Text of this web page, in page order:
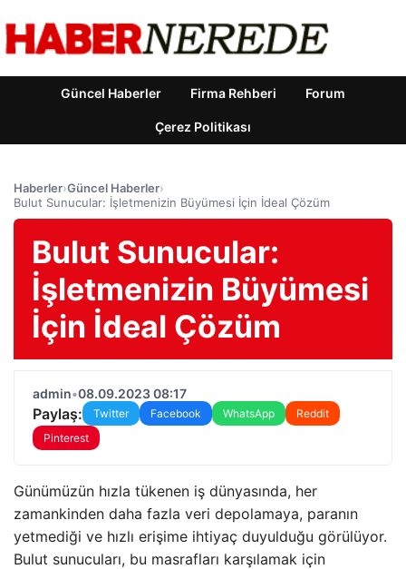
Güncel Haberler Firma Rehberi Forum
Çerez Politikası
Haberler›Güncel Haberler›
Bulut Sunucular: İşletmenizin Büyümesi İçin İdeal Çözüm
Bulut Sunucular:
İşletmenizin Büyümesi
İçin İdeal Çözüm
admin•08.09.2023 08:17
Paylaş: Twitter Facebook WhatsApp
Reddit
Pinterest
Günümüzün hızla tükenen iş dünyasında, her
zamankinden daha fazla veri depolamaya, paranın
yetmediği ve hızlı erişime ihtiyaç duyulduğu görülüyor.
Bulut sunucuları, bu masrafları karşılamak için